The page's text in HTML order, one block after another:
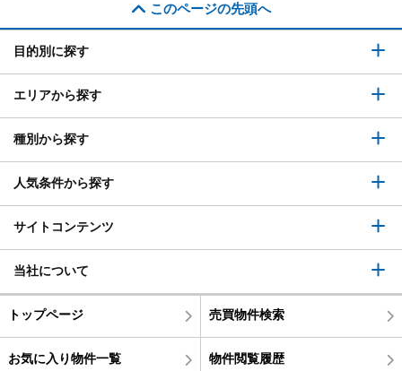
このページの先頭へ
目的別に探す
エリアから探す
種別から探す
人気条件から探す
サイトコンテンツ
当社について
トップページ 売買物件検索
お気に入り物件一覧 物件閲覧履歴